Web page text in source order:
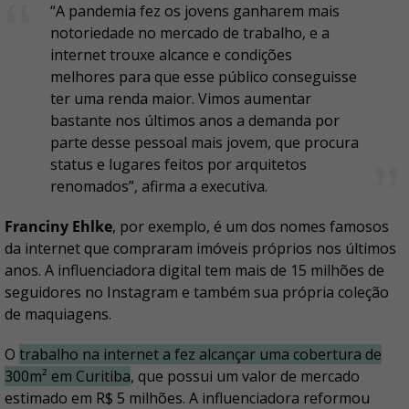
“A pandemia fez os jovens ganharem mais
notoriedade no mercado de trabalho, e a
internet trouxe alcance e condições
melhores para que esse público conseguisse
ter uma renda maior. Vimos aumentar
bastante nos últimos anos a demanda por
parte desse pessoal mais jovem, que procura
status e lugares feitos por arquitetos
renomados”, afirma a executiva.
Franciny Ehlke, por exemplo, é um dos nomes famosos
da internet que compraram imóveis próprios nos últimos
anos. A influenciadora digital tem mais de 15 milhões de
seguidores no Instagram e também sua própria coleção
de maquiagens.
O trabalho na internet a fez alcançar uma cobertura de
300m² em Curitiba, que possui um valor de mercado
estimado em R$ 5 milhões. A influenciadora reformou